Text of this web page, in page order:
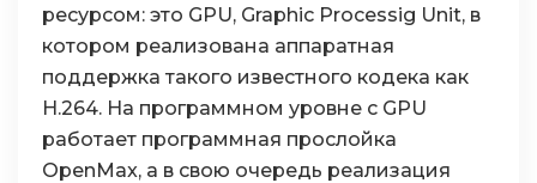
ресурсом: это GPU, Graphic Processig Unit, в
котором реализована аппаратная
поддержка такого известного кодека как
H.264. На программном уровне с GPU
работает программная прослойка
OpenMax, а в свою очередь реализация